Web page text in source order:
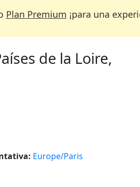
Plan Premium ¡para una
de la Loire,
Europe/Paris